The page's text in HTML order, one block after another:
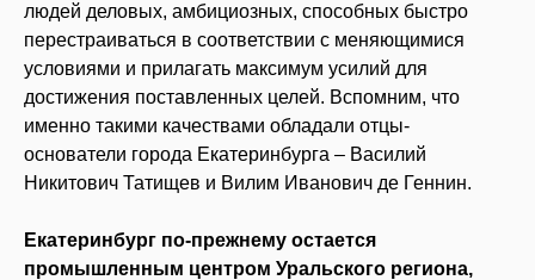
людей деловых, амбициозных, способных быстро
перестраиваться в соответствии с меняющимися
условиями и прилагать максимум усилий для
достижения поставленных целей. Вспомним, что
именно такими качествами обладали отцы-
основатели города Екатеринбурга – Василий
Никитович Татищев и Вилим Иванович де Геннин.
Екатеринбург по-прежнему остается
промышленным центром Уральского региона,